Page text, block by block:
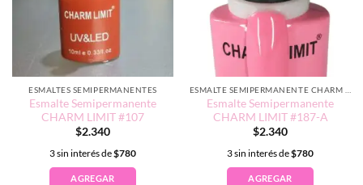
ESMALTES SEMIPERMANENTES
Esmalte Semipermanente
CHARM LIMIT #107
$2.340
3 sin interés de$780
AGREGAR
Esmalte Semipermanente
CHARM LIMIT #187-A
$2.340
3 sin interés de$780
AGREGAR